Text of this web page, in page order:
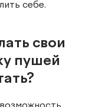
себе.
свои
пушей